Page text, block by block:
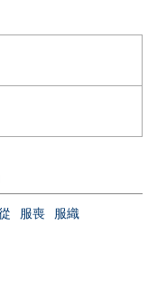
服喪 服織